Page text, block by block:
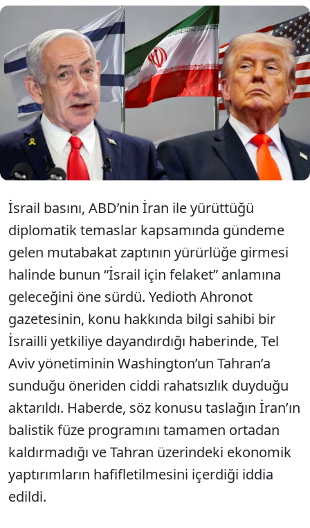
ABD ile İran arasında gündemde olduğu öne
sürülen mutabakat zaptı, İsrail’de rahatsızlık
yarattı. İsrail basını, anlaşmanın İran’ın füze
programını tamamen durdurmayacağını ve
Tahran yönetimine ekonomik nefes aldıracağını
savunarak, taslağı “İsrail için felaket” olarak
değerlendirdi.
İsrail basını, ABD’nin İran ile yürüttüğü
diplomatik temaslar kapsamında gündeme
gelen mutabakat zaptının yürürlüğe girmesi
halinde bunun “İsrail için felaket” anlamına
geleceğini öne sürdü. Yedioth Ahronot
gazetesinin, konu hakkında bilgi sahibi bir
İsrailli yetkiliye dayandırdığı haberinde, Tel
Aviv yönetiminin Washington’un Tahran’a
sunduğu öneriden ciddi rahatsızlık duyduğu
aktarıldı. Haberde, söz konusu taslağın İran’ın
balistik füze programını tamamen ortadan
kaldırmadığı ve Tahran üzerindeki ekonomik
yaptırımların hafifletilmesini içerdiği iddia
edildi.